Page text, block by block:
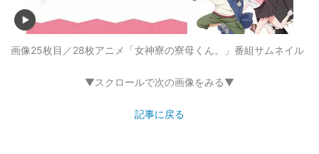
画像25枚目／28枚アニメ「女神寮の寮母くん。」番組サムネイル
▼スクロールで次の画像をみる▼
記事に戻る